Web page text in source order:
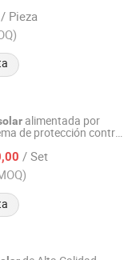
/ Pieza
alimentada por
de protección contra
/ Set
New Energy